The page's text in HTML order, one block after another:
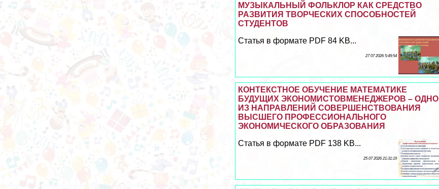
МУЗЫКАЛЬНЫЙ ФОЛЬКЛОР КАК СРЕДСТВО
РАЗВИТИЯ ТВОРЧЕСКИХ СПОСОБНОСТЕЙ
СТУДЕНТОВ
Статья в формате PDF 84 KB...
27 07 2026 5:49:54
КОНТЕКСТНОЕ ОБУЧЕНИЕ МАТЕМАТИКЕ
БУДУЩИХ ЭКОНОМИСТОВМЕНЕДЖЕРОВ – ОДНО
ИЗ НАПРАВЛЕНИЙ СОВЕРШЕНСТВОВАНИЯ
ВЫСШЕГО ПРОФЕССИОНАЛЬНОГО
ЭКОНОМИЧЕСКОГО ОБРАЗОВАНИЯ
Статья в формате PDF 138 KB...
25 07 2026 21:31:19